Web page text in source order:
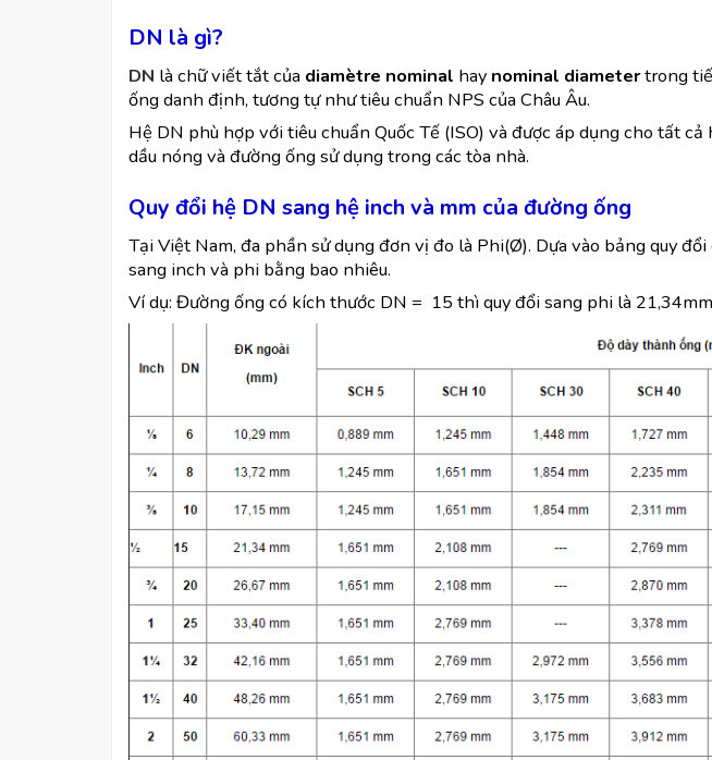
DN là gì?
DN là chữ viết tắt của diamètre nominal hay nominal diametertrong
ống danh định, tương tự như tiêu chuẩn NPS của Châu Âu.
Hệ DN phù hợp với tiêu chuẩn Quốc Tế (ISO) và được áp dụng cho tất
dầu nóng và đường ống sử dụng trong các tòa nhà.
Quy đổi hệ DN sang hệ inch và mm của đường ống
Tại Việt Nam, đa phần sử dụng đơn vị đo là Phi(Ø). Dựa vào bảng quy
sang inch và phi bằng bao nhiêu.
Ví dụ: Đường ống có kích thước DN = 15 thì quy đổi sang phi là